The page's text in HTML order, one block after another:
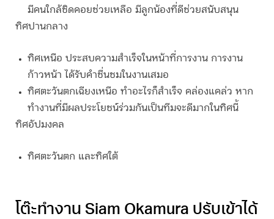
มีคนใกล้ชิดคอยช่วยเหลือ มีลูกน้องที่ดีช่วยสนับสนุน
ทิศปานกลาง
ทิศเหนือ ประสบความสำเร็จในหน้าที่การงาน การงาน
ก้าวหน้า ได้รับคำชื่นชมในงานเสมอ
ทิศตะวันตกเฉียงเหนือ ทำอะไรก็สำเร็จ คล่องแคล่ว หาก
ทำงานที่มีผลประโยชน์ร่วมกันเป็นทีมจะดีมากในทิศนี้
ทิศอัปมงคล
ทิศตะวันตก และทิศใต้
โต๊ะทำงาน Siam Okamura ปรับเข้าได้